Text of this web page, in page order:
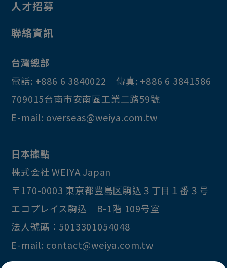
彩票機 彩票
PCB固定柱
搖桿
遊戲機按鍵
喇叭網
連接器
飾條
鎖鈎
人才招募
聯絡資訊
台灣總部
電話: +886 6 3840022 傳真: +886 6 3841586
709015台南市安南區工業二路59號
E-mail: overseas@weiya.com.tw
日本據點
株式会社 WEIYA Japan
〒170-0003 東京都豊島区駒込３丁目１番３号
エコプレイス駒込 B-1階 109号室
法人號碼：5013301054048
E-mail: contact@weiya.com.tw